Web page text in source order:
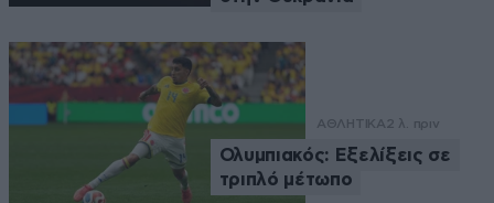
ΑΘΛΗΤΙΚΑ2 λ. πριν
Ολυμπιακός: Εξελίξεις σε
τριπλό μέτωπο